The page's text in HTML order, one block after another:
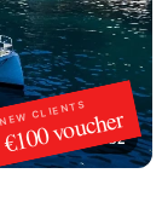
CLIENTS
€100 voucher
1/32